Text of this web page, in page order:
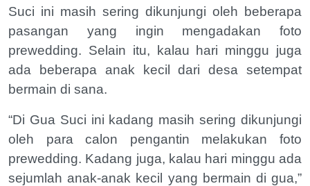
Suci ini masih sering dikunjungi oleh beberapa
pasangan yang ingin mengadakan foto
prewedding. Selain itu, kalau hari minggu juga
ada beberapa anak kecil dari desa setempat
bermain di sana.
“Di Gua Suci ini kadang masih sering dikunjungi
oleh para calon pengantin melakukan foto
prewedding. Kadang juga, kalau hari minggu ada
sejumlah anak-anak kecil yang bermain di gua,”